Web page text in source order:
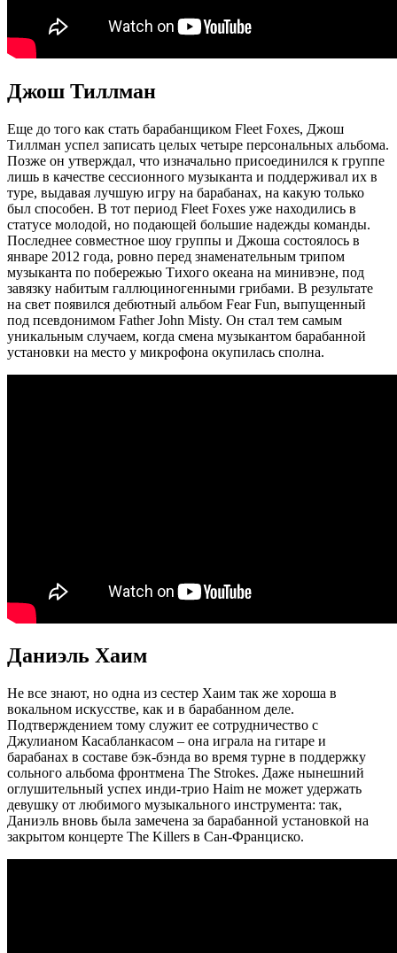
Джош Тиллман
Еще до того как стать барабанщиком Fleet Foxes, Джош
Тиллман успел записать целых четыре персональных альбома.
Позже он утверждал, что изначально присоединился к группе
лишь в качестве сессионного музыканта и поддерживал их в
туре, выдавая лучшую игру на барабанах, на какую только
был способен. В тот период Fleet Foxes уже находились в
статусе молодой, но подающей большие надежды команды.
Последнее совместное шоу группы и Джоша состоялось в
январе 2012 года, ровно перед знаменательным трипом
музыканта по побережью Тихого океана на минивэне, под
завязку набитым галлюциногенными грибами. В результате
на свет появился дебютный альбом Fear Fun, выпущенный
под псевдонимом Father John Misty. Он стал тем самым
уникальным случаем, когда смена музыкантом барабанной
установки на место у микрофона окупилась сполна.
Даниэль Хаим
Не все знают, но одна из сестер Хаим так же хороша в
вокальном искусстве, как и в барабанном деле.
Подтверждением тому служит ее сотрудничество с
Джулианом Касабланкасом – она играла на гитаре и
барабанах в составе бэк-бэнда во время турне в поддержку
сольного альбома фронтмена The Strokes. Даже нынешний
оглушительный успех инди-трио Haim не может удержать
девушку от любимого музыкального инструмента: так,
Даниэль вновь была замечена за барабанной установкой на
закрытом концерте The Killers в Сан-Франциско.